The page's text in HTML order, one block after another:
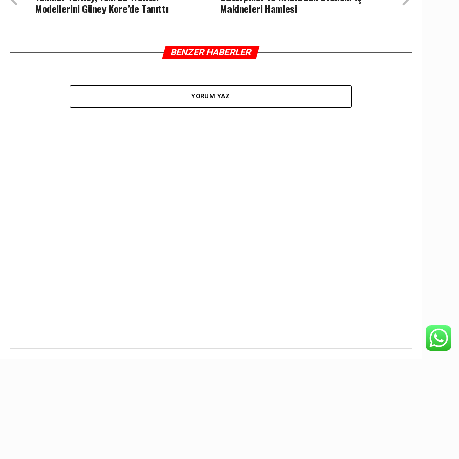
Makineleri Hamlesi
Modellerini Güney Kore’de Tanıttı
BENZER HABERLER
YORUM YAZ